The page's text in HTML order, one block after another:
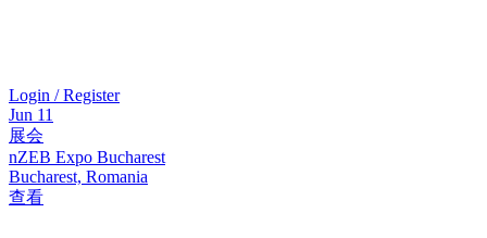
Login / Register
Jun 11
展会
nZEB Expo Bucharest
Bucharest, Romania
查看